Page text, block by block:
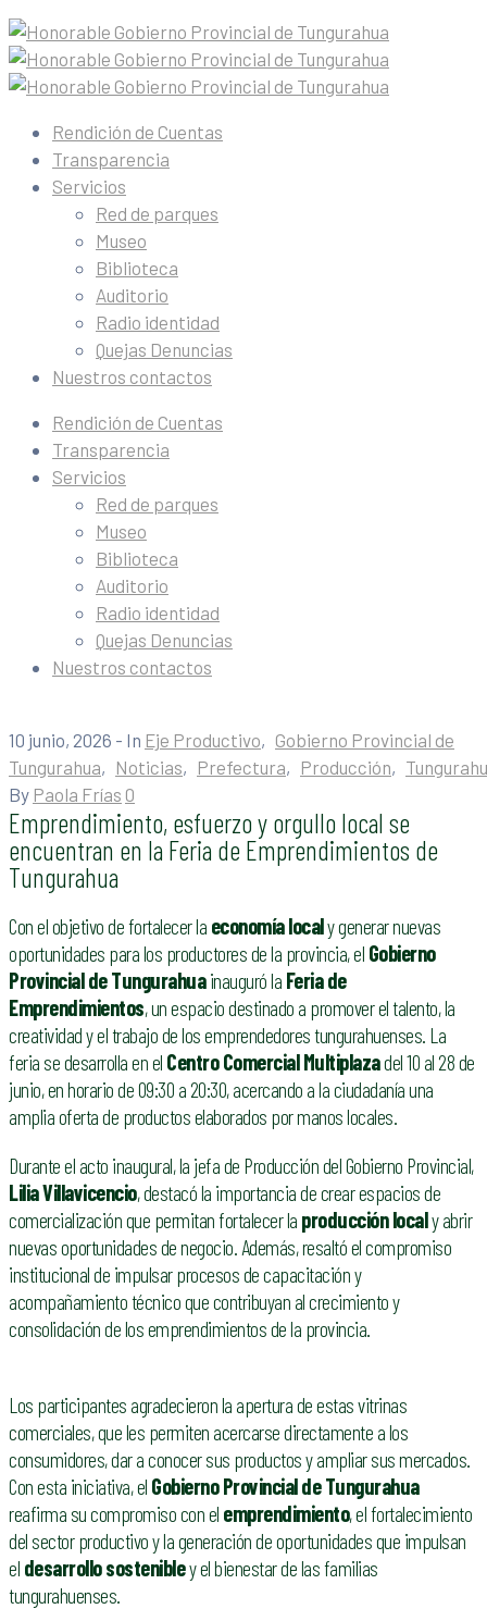
Rendición de Cuentas
Transparencia
Servicios
Red de parques
Museo
Biblioteca
Auditorio
Radio identidad
Quejas Denuncias
Nuestros contactos
Rendición de Cuentas
Transparencia
Servicios
Red de parques
Museo
Biblioteca
Auditorio
Radio identidad
Quejas Denuncias
Nuestros contactos
10 junio, 2026 - In Eje Productivo‚ Gobierno Provincial de
Tungurahua‚ Noticias‚ Prefectura‚ Producción‚
By Paola Frías 0
Emprendimiento, esfuerzo y orgullo local se
encuentran en la Feria de Emprendimientos de
Tungurahua
Con el objetivo de fortalecer la economía localy generar nuevas
oportunidades para los productores de la provincia, el Gobierno
Provincial de Tungurahuainauguró la Feria de
Emprendimientos, un espacio destinado a promover el talento, la
creatividad y el trabajo de los emprendedores tungurahuenses. La
feria se desarrolla en el Centro Comercial Multiplazadel 10 al 28 de
junio, en horario de 09:30 a 20:30, acercando a la ciudadanía una
amplia oferta de productos elaborados por manos locales.
Durante el acto inaugural, la jefa de Producción del Gobierno Provincial,
Lilia Villavicencio, destacó la importancia de crear espacios de
comercialización que permitan fortalecer la producción localy abrir
nuevas oportunidades de negocio. Además, resaltó el compromiso
institucional de impulsar procesos de capacitación y
acompañamiento técnico que contribuyan al crecimiento y
consolidación de los emprendimientos de la provincia.
Los participantes agradecieron la apertura de estas vitrinas
comerciales, que les permiten acercarse directamente a los
consumidores, dar a conocer sus productos y ampliar sus mercados.
Con esta iniciativa, el Gobierno Provincial de Tungurahua
reafirma su compromiso con el emprendimiento, el fortalecimiento
del sector productivo y la generación de oportunidades que impulsan
el desarrollo sostenibley el bienestar de las familias
tungurahuenses.